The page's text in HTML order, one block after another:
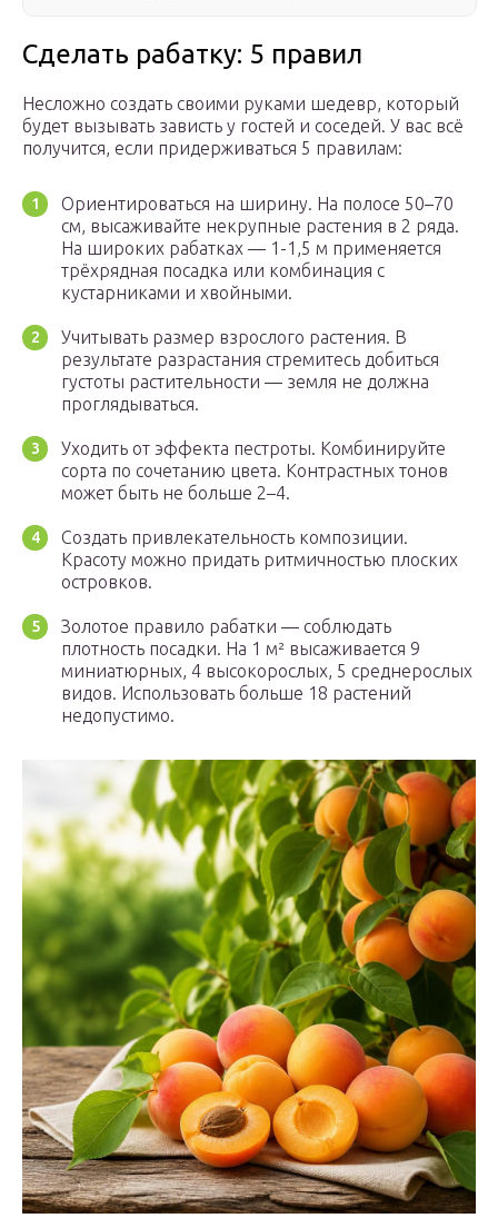
Сделать рабатку: 5 правил
Несложно создать своими руками шедевр, который
будет вызывать зависть у гостей и соседей. У вас всё
получится, если придерживаться 5 правилам:
Ориентироваться на ширину. На полосе 50–70
см, высаживайте некрупные растения в 2 ряда.
На широких рабатках — 1-1,5 м применяется
трёхрядная посадка или комбинация с
кустарниками и хвойными.
Учитывать размер взрослого растения. В
результате разрастания стремитесь добиться
густоты растительности — земля не должна
проглядываться.
Уходить от эффекта пестроты. Комбинируйте
сорта по сочетанию цвета. Контрастных тонов
может быть не больше 2–4.
Создать привлекательность композиции.
Красоту можно придать ритмичностью плоских
островков.
Золотое правило рабатки — соблюдать
плотность посадки. На 1 м² высаживается 9
миниатюрных, 4 высокорослых, 5 среднерослых
видов. Использовать больше 18 растений
недопустимо.